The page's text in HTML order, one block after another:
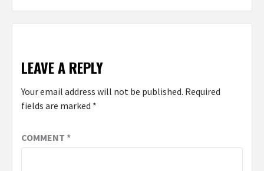
LEAVE A REPLY
Your email address will not be published. Required
fields are marked *
COMMENT *